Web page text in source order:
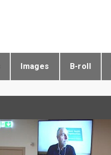
Images B-roll